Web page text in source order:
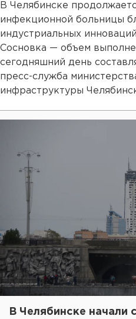
В Челябинске
инфекционной больницы
индустриальных
Сосновка — объем
сегодняшний день
пресс-служба
инфраструктуры
В Челябинске начали